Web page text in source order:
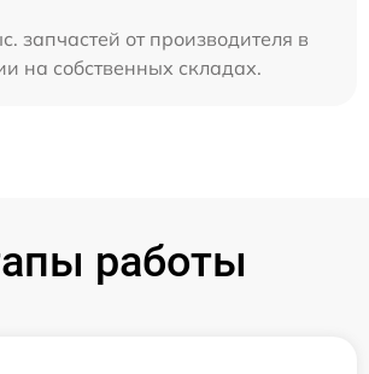
запчастей от производителя в
на собственных складах.
работы